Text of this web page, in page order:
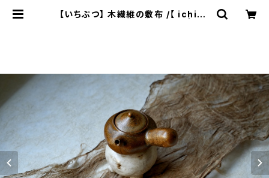
【いちぶつ】 木繊維の敷布 /【 ichibu